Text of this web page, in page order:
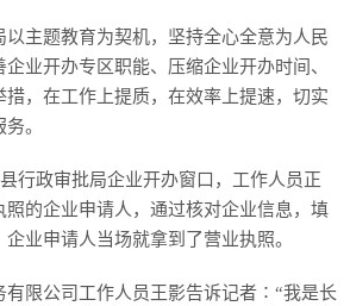
以主题教育为契机，坚持全心全意为人民
业开办专区职能、压缩企业开办时间、
，在工作上提质，在效率上提速，切实
。
行政审批局企业开办窗口，工作人员正
照的企业申请人，通过核对企业信息，填
业申请人当场就拿到了营业执照。
有限公司工作人员王影告诉记者∶“我是长